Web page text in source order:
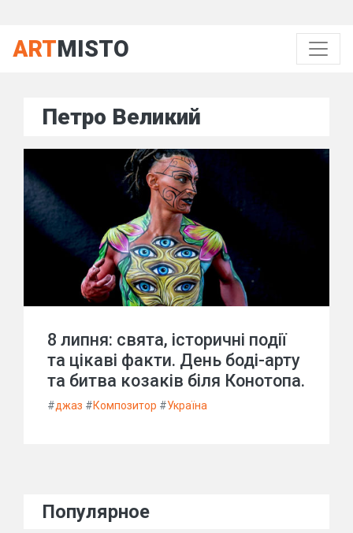
ARTMISTO
Петро Великий
8 липня: свята, історичні події
та цікаві факти. День боді-арту
та битва козаків біля Конотопа.
#джаз #Композитор #Україна
Популярное